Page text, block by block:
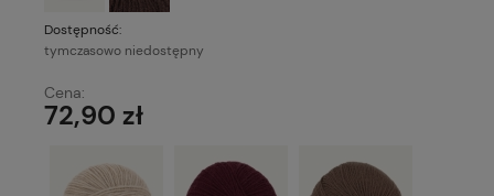
Dostępność:
tymczasowo niedostępny
Cena:
72,90 zł